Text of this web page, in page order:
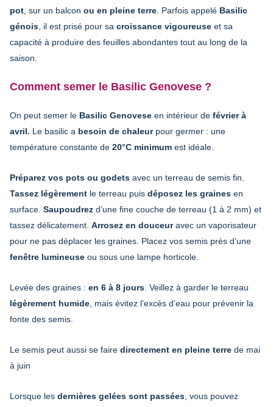
pot , sur un balcon ou en pleine terre . Parfois appelé Basilic
génois , il est prisé pour sa croissance vigoureuse et sa
capacité à produire des feuilles abondantes tout au long de la
saison.
Comment semer le Basilic Genovese ?
On peut semer le Basilic Genovese en intérieur de février à
avril. Le basilic a besoin de chaleurpour germer : une
température constante de 20°C minimum est idéale.
Préparez vos pots ou godets avec un terreau de semis fin.
Tassez légèrement le terreau puis déposez les graines en
surface. Saupoudrez d’une fine couche de terreau (1 à 2 mm) et
tassez délicatement. Arrosez en douceuravec un vaporisateur
pour ne pas déplacer les graines. Placez vos semis près d’une
fenêtre lumineuse ou sous une lampe horticole.
Levée des graines : en 6 à 8 jours . Veillez à garder le terreau
légèrement humide , mais évitez l’excès d’eau pour prévenir la
fonte des semis.
Le semis peut aussi se faire directement en pleine terre de mai
à juin
Lorsque les dernières gelées sont passées , vous pouvez